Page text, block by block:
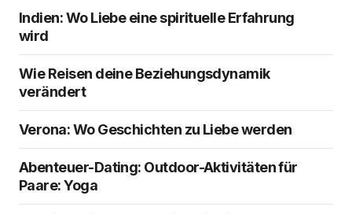
Indien: Wo Liebe eine spirituelle Erfahrung
wird
Wie Reisen deine Beziehungsdynamik
verändert
Verona: Wo Geschichten zu Liebe werden
Abenteuer-Dating: Outdoor-Aktivitäten für
Paare: Yoga